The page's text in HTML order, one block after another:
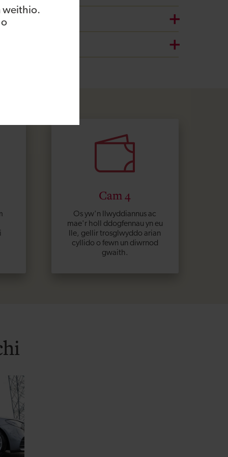
weithio.
Cam 4
Os yw'n llwyddiannus ac
mae'r holl ddogfennau yn eu
lle, gellir trosglwyddo arian
cyllido o fewn un diwrnod
gwaith.